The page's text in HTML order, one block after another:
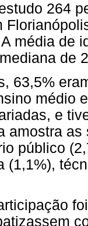
264
média de
de
63,5%
médio
e
amostra
público
(1,1%),